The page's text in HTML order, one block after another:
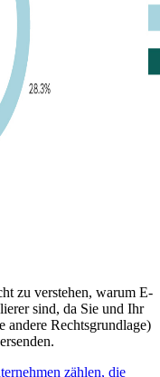
zu verstehen, warum E-
sind, da Sie und Ihr
Rechtsgrundlage)
zählen, die